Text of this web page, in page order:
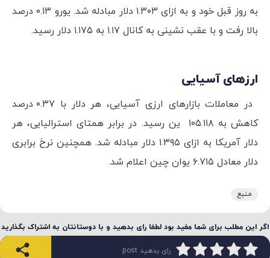
به روز قبل خود و به ازای ۱.۳۰۳ دلار مبادله شد. یورو ۰.۱۳ درصد
بالا رفت و با عقب نشینی به کانال ۱.۱۷ به ۱.۱۷۵ دلار رسید.
ارزهای آسیایی
در معاملات بازارهای ارزی آسیایی، هر دلار با ۰.۳۷ درصد
کاهش به ۱۰۵.۱۱۸ ین رسید. در برابر همتای استرالیایی، هر
دلار آمریکا به ازای ۱.۳۹۵ دلار مبادله شد. همچنین نرخ برابری
دلار معادل ۶.۷۱۵ یوان چین اعلام شد.
منبع
اگر این مطلب برای شما مفید بود لطفا رای بدهید و با دوستانتان به اشتراک بگذارید
رای بدهید post